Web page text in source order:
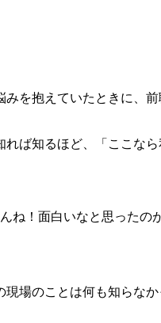
を抱えていたときに、
ば知るほど、 「ここな
ね！面白いなと思ったのが
場のことは何も知らなか